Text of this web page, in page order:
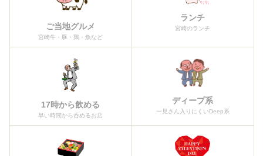
ご当地グルメ
宮崎牛・豚・鶏・魚など
ランチ
宮崎のランチ
17時から飲める
早い時間から呑めるお店
ディープ系
一見さん入りにくいDeep系